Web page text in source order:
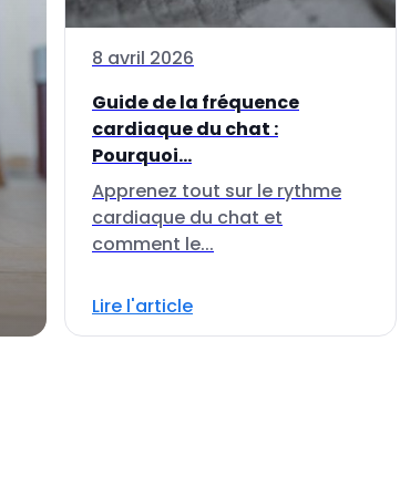
8 avril 2026
Guide de la fréquence
cardiaque du chat :
Pourquoi...
Apprenez tout sur le rythme
cardiaque du chat et
comment le...
Lire l'article